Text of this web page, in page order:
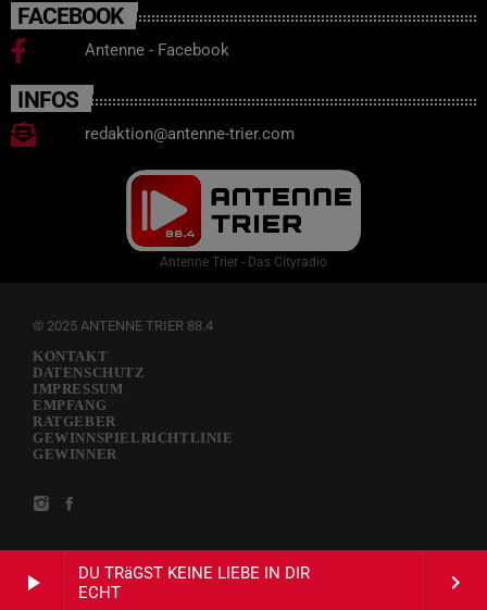
play_arrow
DU TRäGST KEINE LIEBE IN DIR
ECHT
keyboard_arrow_right
FACEBOOK
Antenne - Facebook
INFOS
redaktion@antenne-trier.com
Antenne Trier - Das Cityradio
© 2025 ANTENNE TRIER 88.4
KONTAKT
DATENSCHUTZ
IMPRESSUM
EMPFANG
RATGEBER
GEWINNSPIELRICHTLINIE
GEWINNER